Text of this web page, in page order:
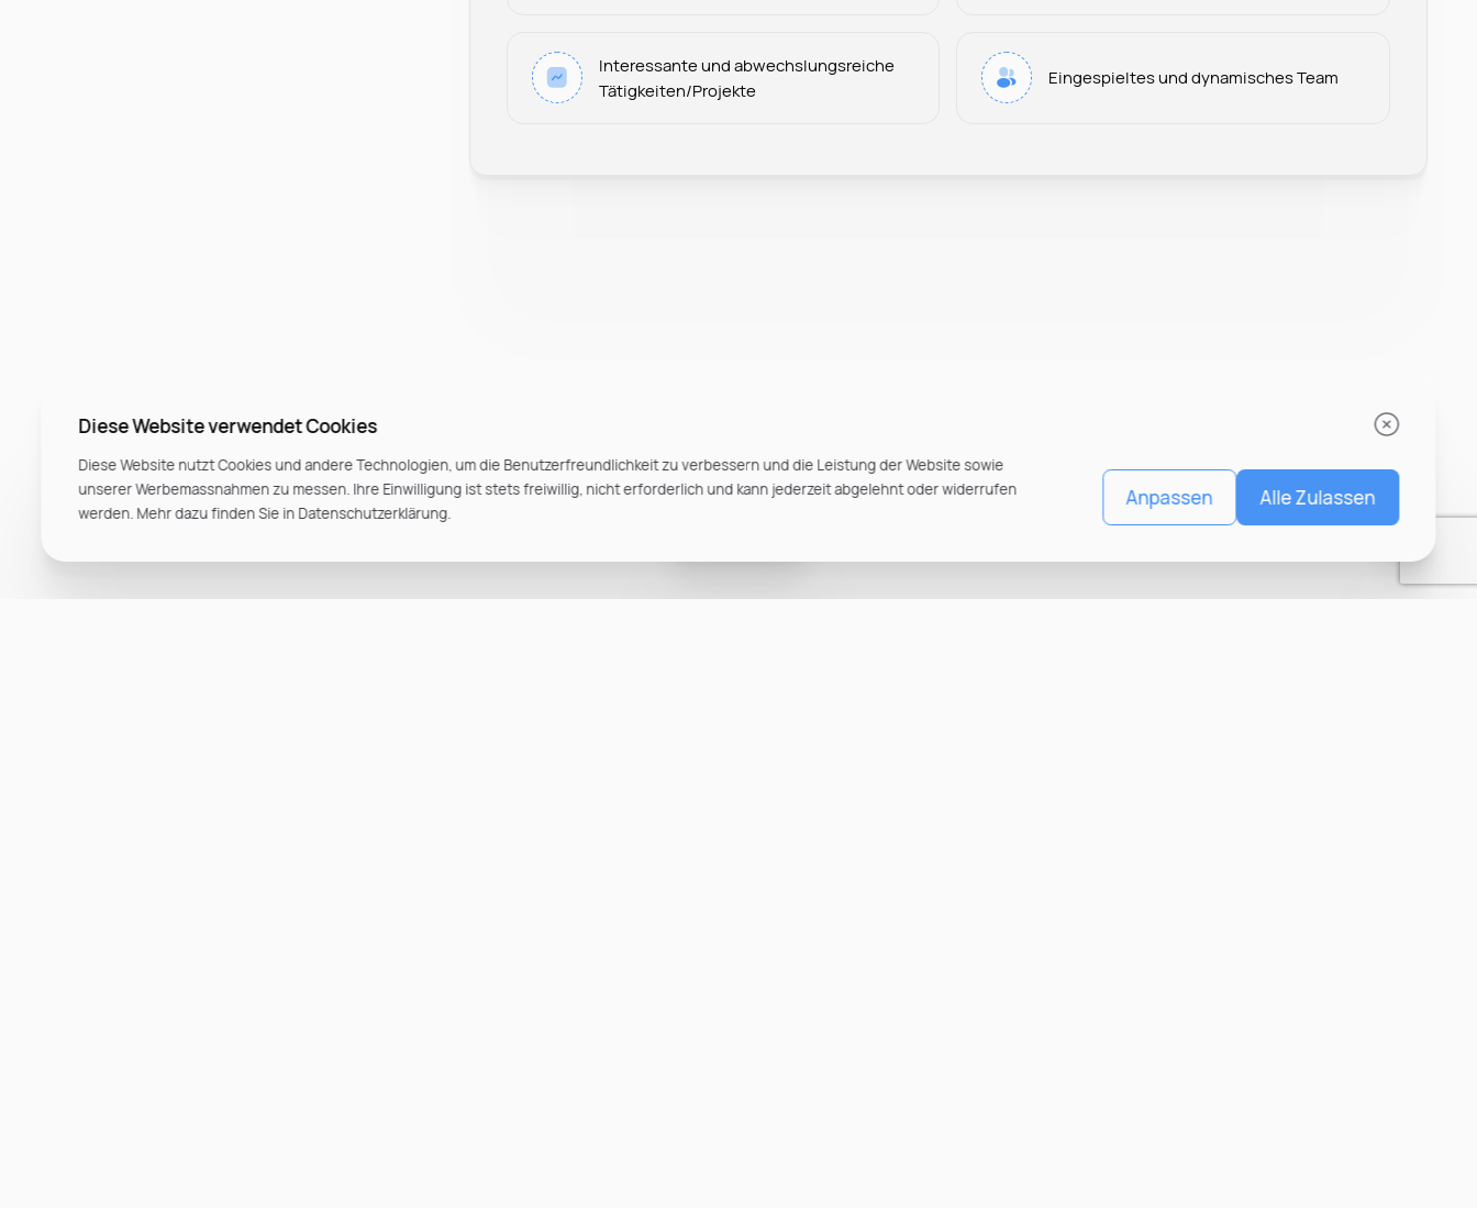
Interessante und abwechslungsreiche
Tätigkeiten/Projekte
Eingespieltes und dynamisches Team
Leonard Ramin
Recruiter at Rocken
Diese Website verwendet Cookies
Diese Website nutzt Cookies und andere Technologien, um die Benutzerfreundlichkeit zu verbessern und die Leistung der Website sowie
unserer Werbemassnahmen zu messen. Ihre Einwilligung ist stets freiwillig, nicht erforderlich und kann jederzeit abgelehnt oder widerrufen
werden. Mehr dazu finden Sie in Datenschutzerklärung.
Anpassen Alle Zulassen